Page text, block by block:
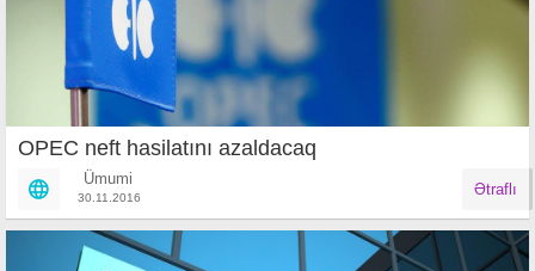
OPEC neft hasilatını azaldacaq
Ümumi
30.11.2016 Ətraflı